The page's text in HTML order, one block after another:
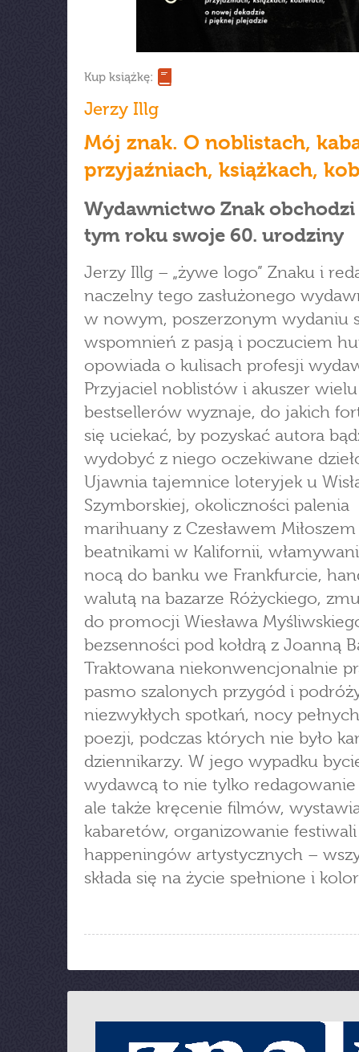
Kup książkę:
Jerzy Illg
Mój znak. O noblistach,
przyjaźniach, książkach,
Wydawnictwo Znak
tym roku swoje 60. urodziny
Jerzy Illg – „żywe logo” Znaku i
naczelny tego zasłużonego
w nowym, poszerzonym wydaniu
wspomnień z pasją i poczuciem
opowiada o kulisach profesji
Przyjaciel noblistów i akuszer wielu
bestsellerów wyznaje, do jakich
się uciekać, by pozyskać autora
wydobyć z niego oczekiwane
Ujawnia tajemnice loteryjek u
Szymborskiej, okoliczności palenia
marihuany z Czesławem
beatnikami w Kalifornii,
nocą do banku we Frankfurcie,
walutą na bazarze Różyckiego,
do promocji Wiesława
bezsenności pod kołdrą z Joanną
Traktowana niekonwencjonalnie
pasmo szalonych przygód i
niezwykłych spotkań, nocy
poezji, podczas których nie było
dziennikarzy. W jego wypadku
wydawcą to nie tylko redagowanie
ale także kręcenie filmów,
kabaretów, organizowanie
happeningów artystycznych –
składa się na życie spełnione i